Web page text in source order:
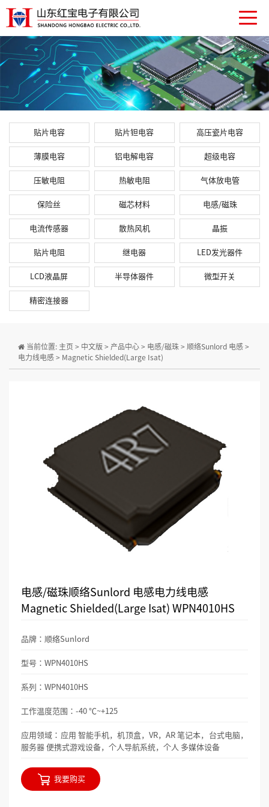
贴片电容 贴片钽电容 高压瓷片电容
薄膜电容 铝电解电容 超级电容
压敏电阻 热敏电阻 气体放电管
保险丝 磁芯材料 电感/磁珠
电流传感器 散热风机 晶振
贴片电阻 继电器 LED发光器件
LCD液晶屏 半导体器件 微型开关
精密连接器
当前位置: 主页 > 中文版 > 产品中心 > 电感/磁珠 > 顺络Sunlord 电感 >
电力线电感 > Magnetic Shielded(Large Isat)
电感/磁珠顺络Sunlord 电感电力线电感
Magnetic Shielded(Large Isat) WPN4010HS
品牌：顺络Sunlord
型号：WPN4010HS
系列：WPN4010HS
工作温度范围：-40 ℃~+125
应用领域：应用 智能手机，机顶盒，VR，AR 笔记本，台式电脑，
服务器 便携式游戏设备，个人导航系统，个人 多媒体设备
我要购买